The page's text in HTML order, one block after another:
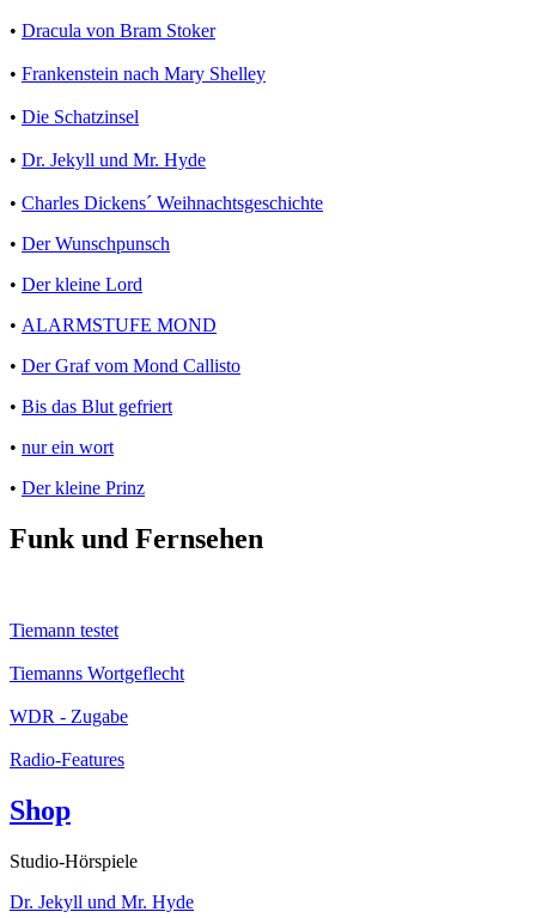
• Dracula von Bram Stoker
• Frankenstein nach Mary Shelley
• Die Schatzinsel
• Dr. Jekyll und Mr. Hyde
• Charles Dickens´ Weihnachtsgeschichte
• Der Wunschpunsch
• Der kleine Lord
• ALARMSTUFE MOND
• Der Graf vom Mond Callisto
• Bis das Blut gefriert
• nur ein wort
• Der kleine Prinz
Funk und Fernsehen
Tiemann testet
Tiemanns Wortgeflecht
WDR - Zugabe
Radio-Features
Shop
Studio-Hörspiele
Dr. Jekyll und Mr. Hyde